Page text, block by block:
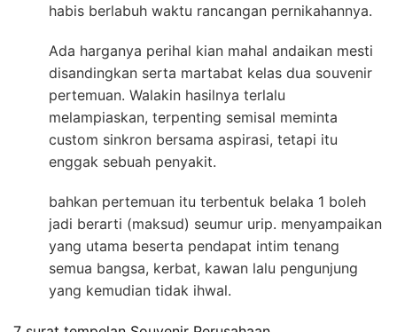
habis berlabuh waktu rancangan pernikahannya.
Ada harganya perihal kian mahal andaikan mesti
disandingkan serta martabat kelas dua souvenir
pertemuan. Walakin hasilnya terlalu
melampiaskan, terpenting semisal meminta
custom sinkron bersama aspirasi, tetapi itu
enggak sebuah penyakit.
bahkan pertemuan itu terbentuk belaka 1 boleh
jadi berarti (maksud) seumur urip. menyampaikan
yang utama beserta pendapat intim tenang
semua bangsa, kerbat, kawan lalu pengunjung
yang kemudian tidak ihwal.